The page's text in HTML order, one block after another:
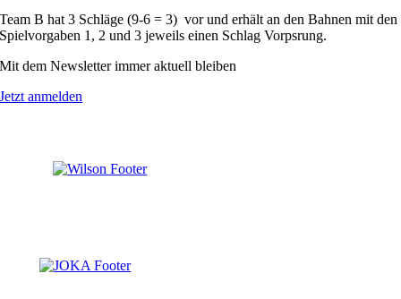
Team B hat 3 Schläge (9-6 = 3) vor und erhält an den Bahnen mit den
Spielvorgaben 1, 2 und 3 jeweils einen Schlag Vorpsrung.
Mit dem Newsletter immer aktuell bleiben
Jetzt anmelden